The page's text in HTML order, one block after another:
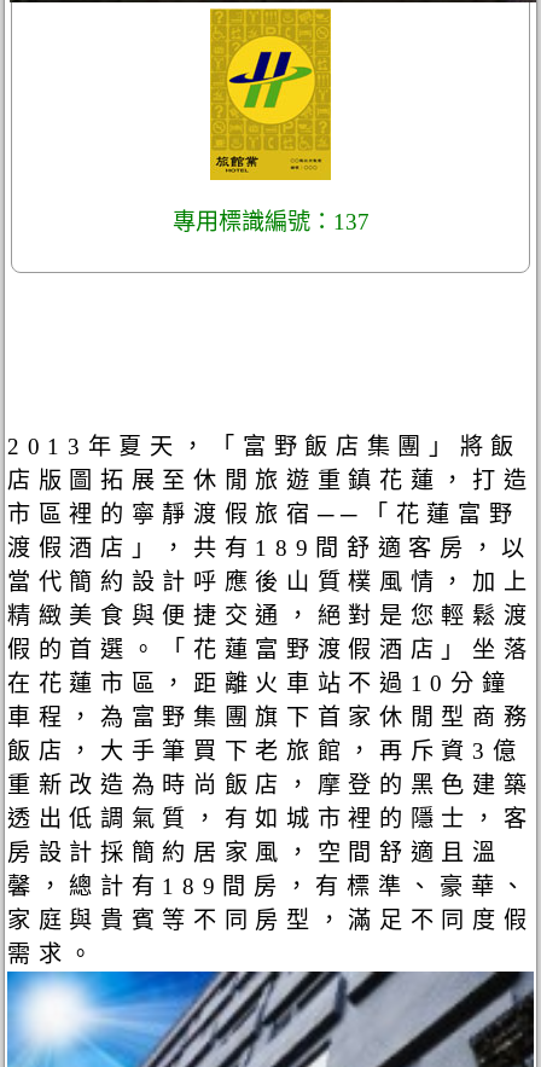
專用標識編號：137
2013年夏天，「富野飯店集團」將飯
店版圖拓展至休閒旅遊重鎮花蓮，打造
市區裡的寧靜渡假旅宿──「花蓮富野
渡假酒店」，共有189間舒適客房，以
當代簡約設計呼應後山質樸風情，加上
精緻美食與便捷交通，絕對是您輕鬆渡
假的首選。「花蓮富野渡假酒店」坐落
在花蓮市區，距離火車站不過10分鐘
車程，為富野集團旗下首家休閒型商務
飯店，大手筆買下老旅館，再斥資3億
重新改造為時尚飯店，摩登的黑色建築
透出低調氣質，有如城市裡的隱士，客
房設計採簡約居家風，空間舒適且溫
馨，總計有189間房，有標準、豪華、
家庭與貴賓等不同房型，滿足不同度假
需求。